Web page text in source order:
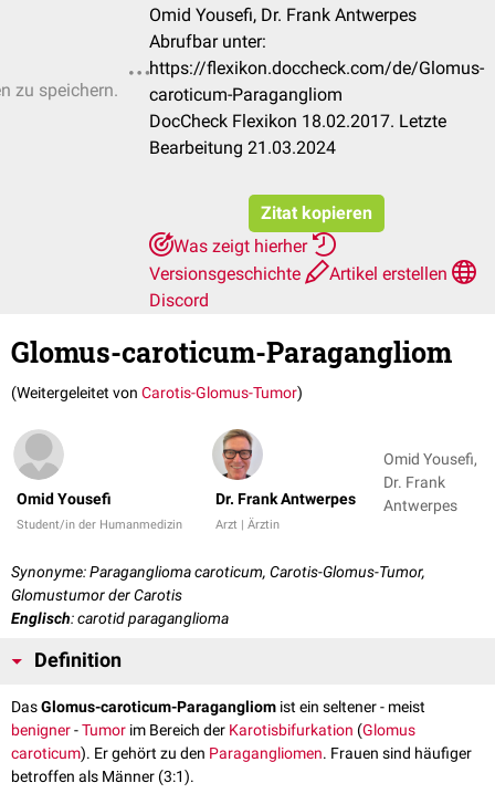
zu speichern.
Omid Yousefi, Dr. Frank Antwerpes
Abrufbar unter:
https://flexikon.doccheck.com/de/Glomus-
caroticum-Paragangliom
DocCheck Flexikon 18.02.2017. Letzte
Bearbeitung 21.03.2024
Zitat kopieren
Was zeigt hierher
Versionsgeschichte
Artikel erstellen
Discord
Glomus-caroticum-Paragangliom
(Weitergeleitet von Carotis-Glomus-Tumor)
Omid Yousefi
Student/in der Humanmedizin
Dr. Frank Antwerpes
Arzt | Ärztin
Omid Yousefi,
Dr. Frank
Antwerpes
Synonyme: Paraganglioma caroticum, Carotis-Glomus-Tumor,
Glomustumor der Carotis
Englisch: carotid paraganglioma
Definition
DasGlomus-caroticum-Paragangliom ist ein seltener - meist
benigner-Tumor im Bereich der Karotisbifurkation (Glomus
caroticum). Er gehört zu den Paragangliomen. Frauen sind häufiger
betroffen als Männer (3:1).